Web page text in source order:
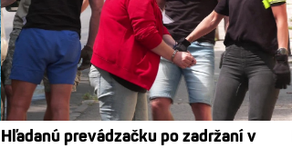
Hľadanú prevádzačku po zadržaní v